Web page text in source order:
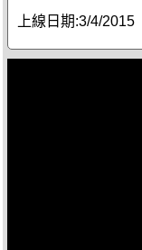
上線日期:3/4/2015